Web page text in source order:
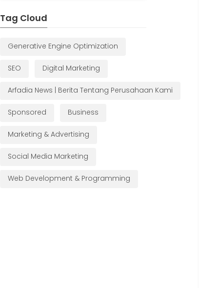
Tag Cloud
Generative Engine Optimization
SEO Digital Marketing
Arfadia News | Berita Tentang Perusahaan Kami
Sponsored Business
Marketing & Advertising
Social Media Marketing
Web Development & Programming